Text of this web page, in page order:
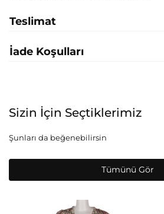
Teslimat
İade Koşulları
Sizin İçin Seçtiklerimiz
Şunları da beğenebilirsin
Tümünü Gör